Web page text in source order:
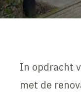
In opdracht
met de